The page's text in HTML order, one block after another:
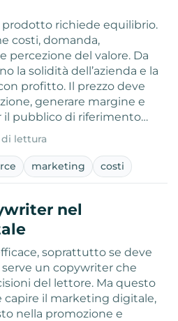
prodotto richiede equilibrio.
costi, domanda,
percezione del valore. Da
la solidità dell’azienda e la
profitto. Il prezzo deve
generare margine e
il pubblico di riferimento…
di lettura
marketing costi
nel
soprattutto se deve
un copywriter che
del lettore. Ma questo
capire il marketing digitale,
nella promozione e